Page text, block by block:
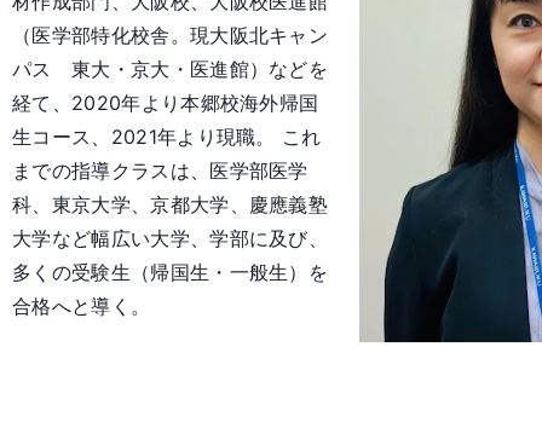
（医学部特化校舎。現大阪北キャン
パス 東大・京大・医進館）などを
経て、2020年より本郷校海外帰国
生コース、2021年より現職。 これ
までの指導クラスは、医学部医学
科、東京大学、京都大学、慶應義塾
大学など幅広い大学、学部に及び、
多くの受験生（帰国生・一般生）を
合格へと導く。